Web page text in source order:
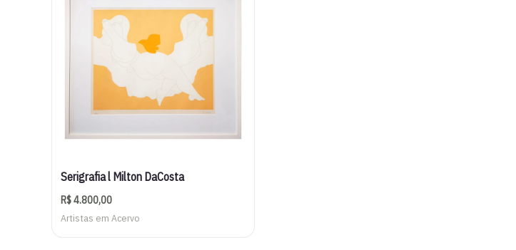
Serigrafia l Milton DaCosta
R$4.800,00
Artistas em Acervo